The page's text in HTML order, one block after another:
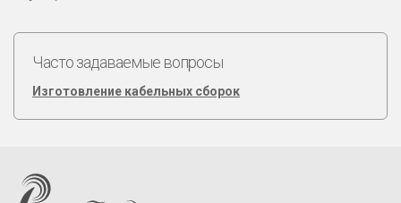
Часто задаваемые вопросы
Изготовление кабельных сборок